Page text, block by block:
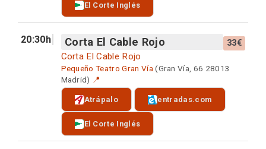
El Corte Inglés
20:30h Corta El Cable Rojo 33€
Corta El Cable Rojo
Pequeño Teatro Gran Vía (Gran Vía, 66 28013
Madrid) 📍
Atrápalo entradas.com
El Corte Inglés